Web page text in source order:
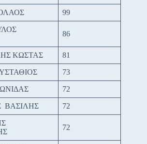
99
86
ΚΩΣΤΑΣ 81
73
72
ΒΑΣΙΛΗΣ 72
72